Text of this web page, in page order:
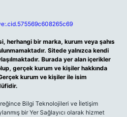
herhangi bir marka, kurum veya şahıs
Sitede yalnızca kendi
Burada yer alan içerikler
gerçek kurum ve kişiler hakkında
kurum ve kişiler ile isim
Bilgi Teknolojileri ve İletişim
bir Yer Sağlayıcı olarak hizmet